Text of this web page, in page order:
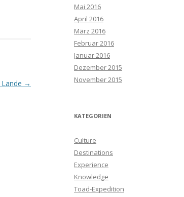
→
Mai 2016
April 2016
März 2016
Februar 2016
Januar 2016
Dezember 2015
November 2015
KATEGORIEN
Culture
Destinations
Experience
Knowledge
Toad-Expedition